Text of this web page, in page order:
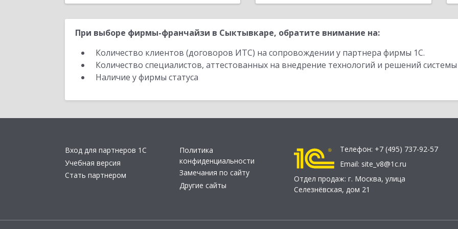
При выборе фирмы-франчайзи в Сыктывкаре, обратите внимание на:
Количество клиентов (договоров ИТС) на сопровождении у партнера фирмы 1С.
Количество специалистов, аттестованных на внедрение технологий и решений
Наличие у фирмы статуса
Вход для партнеров 1С
Учебная версия
Стать партнером
Политика
конфиденциальности
Замечания по сайту
Другие сайты
Телефон: +7 (495) 737-92-57
Email: site_v8@1c.ru
Отдел продаж: г. Москва, улица
Селезнёвская, дом 21